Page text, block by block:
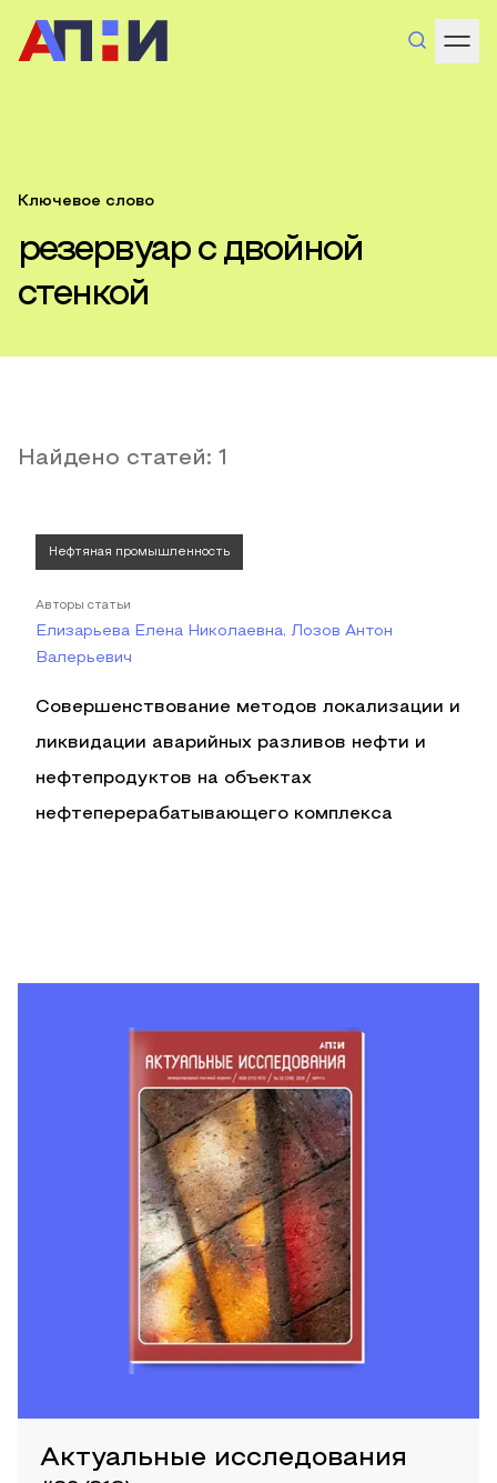
Ключевое слово
резервуар с двойной
стенкой
Найдено статей: 1
Нефтяная промышленность
Авторы статьи
Елизарьева Елена Николаевна, Лозов Антон
Валерьевич
Совершенствование методов локализации и
ликвидации аварийных разливов нефти и
нефтепродуктов на объектах
нефтеперерабатывающего комплекса
Актуальные исследования